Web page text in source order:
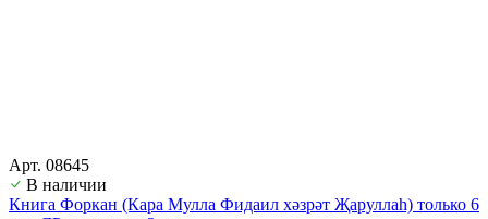
Арт. 08645
В наличии
Книга Форкан (Кара Мулла Фидаил хәзрәт Җаруллаһ) только 6